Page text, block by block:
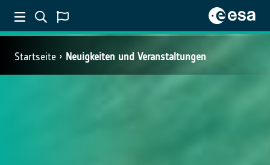
Startseite Neuigkeiten und Veranstaltungen